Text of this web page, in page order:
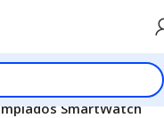
SmartWatch